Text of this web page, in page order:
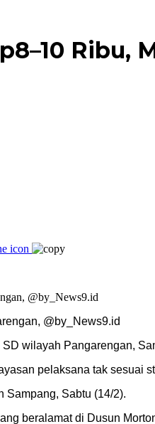
Ribu,
@by_News9.id
wilayah Pangarengan,
pelaksana tak sesuai
Sampang, Sabtu (14/2).
beralamat di Dusun